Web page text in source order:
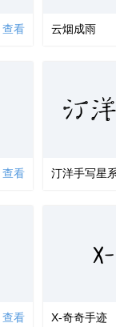
查看 云烟成雨
查看
汀
汀洋手写星
查看 X-奇奇手迹